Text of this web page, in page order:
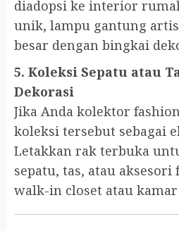
diadopsi ke interior
unik, lampu gantung
besar dengan bingkai
5. Koleksi Sepatu atau
Dekorasi
Jika Anda kolektor
koleksi tersebut sebagai
Letakkan rak terbuka
sepatu, tas, atau
walk-in closet atau